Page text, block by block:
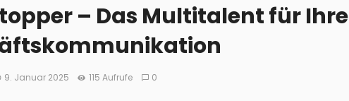
– Das Multitalent für Ihre
9. Januar 2025 115 Aufrufe 0